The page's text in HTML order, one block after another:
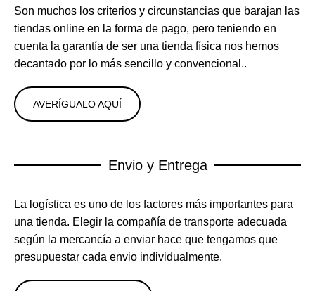
Son muchos los criterios y circunstancias que barajan las
tiendas online en la forma de pago, pero teniendo en
cuenta la garantía de ser una tienda física nos hemos
decantado por lo más sencillo y convencional..
AVERÍGUALO AQUÍ
Envio y Entrega
La logística es uno de los factores más importantes para
una tienda. Elegir la compañía de transporte adecuada
según la mercancía a enviar hace que tengamos que
presupuestar cada envio individualmente.